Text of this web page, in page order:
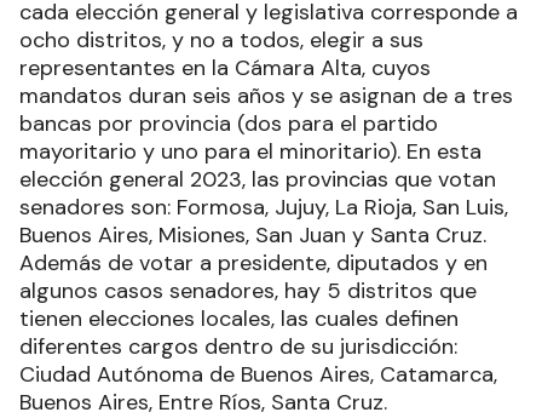
cada elección general y legislativa corresponde a
ocho distritos, y no a todos, elegir a sus
representantes en la Cámara Alta, cuyos
mandatos duran seis años y se asignan de a tres
bancas por provincia (dos para el partido
mayoritario y uno para el minoritario). En esta
elección general 2023, las provincias que votan
senadores son: Formosa, Jujuy, La Rioja, San Luis,
Buenos Aires, Misiones, San Juan y Santa Cruz.
Además de votar a presidente, diputados y en
algunos casos senadores, hay 5 distritos que
tienen elecciones locales, las cuales definen
diferentes cargos dentro de su jurisdicción:
Ciudad Autónoma de Buenos Aires, Catamarca,
Buenos Aires, Entre Ríos, Santa Cruz.